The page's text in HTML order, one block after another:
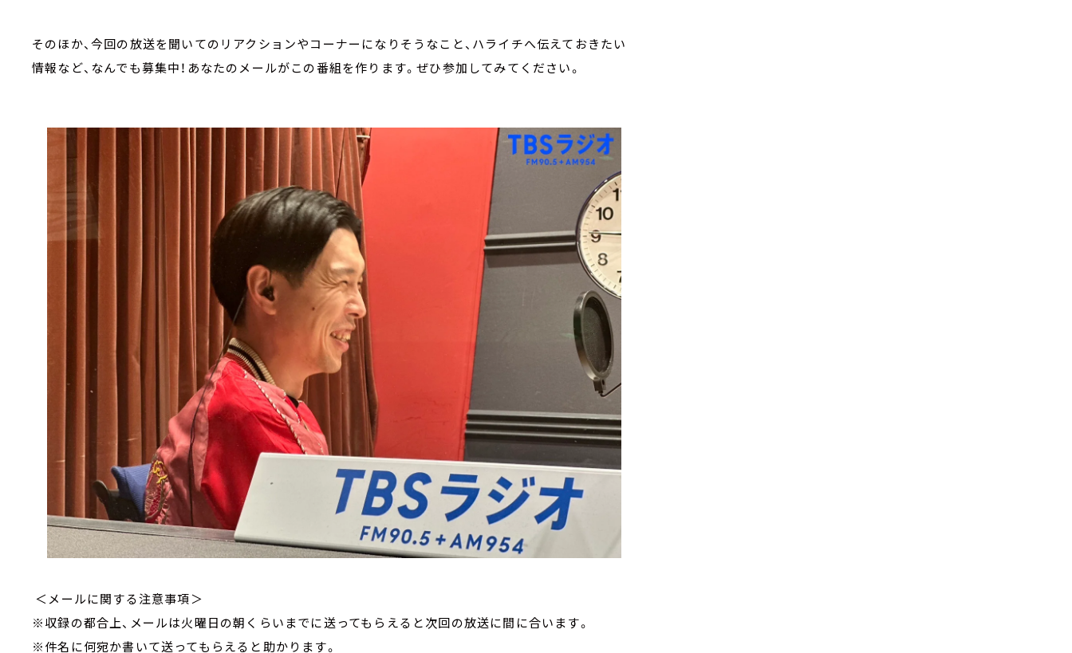
そのほか、今回の放送を聞いてのリアクションやコーナーになりそうなこと、ハライチへ伝えておきたい
情報など、なんでも募集中！あなたのメールがこの番組を作ります。ぜひ参加してみてください。
＜メールに関する注意事項＞
※収録の都合上、メールは火曜日の朝くらいまでに送ってもらえると次回の放送に間に合います。
※件名に何宛か書いて送ってもらえると助かります。